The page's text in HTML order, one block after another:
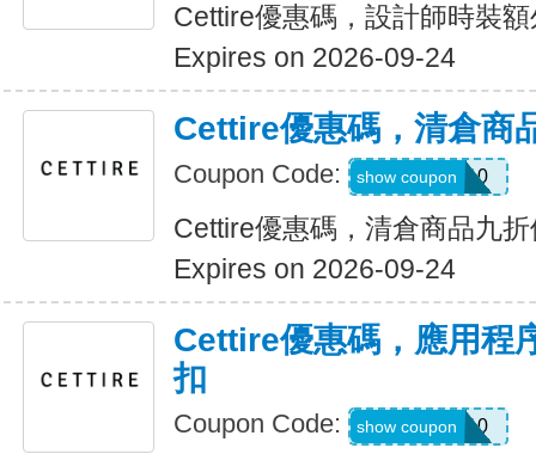
Cettire優惠碼，設計師時裝
Expires on 2026-09-24
Cettire優惠碼，清倉商
Coupon Code: JUNE10
show coupon
Cettire優惠碼，清倉商品九
Expires on 2026-09-24
Cettire優惠碼，應用程
扣
Coupon Code: FIRST10
show coupon